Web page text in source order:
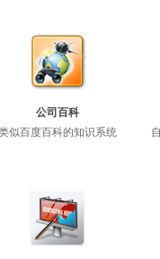
公司百科
似百度百科的知识系统